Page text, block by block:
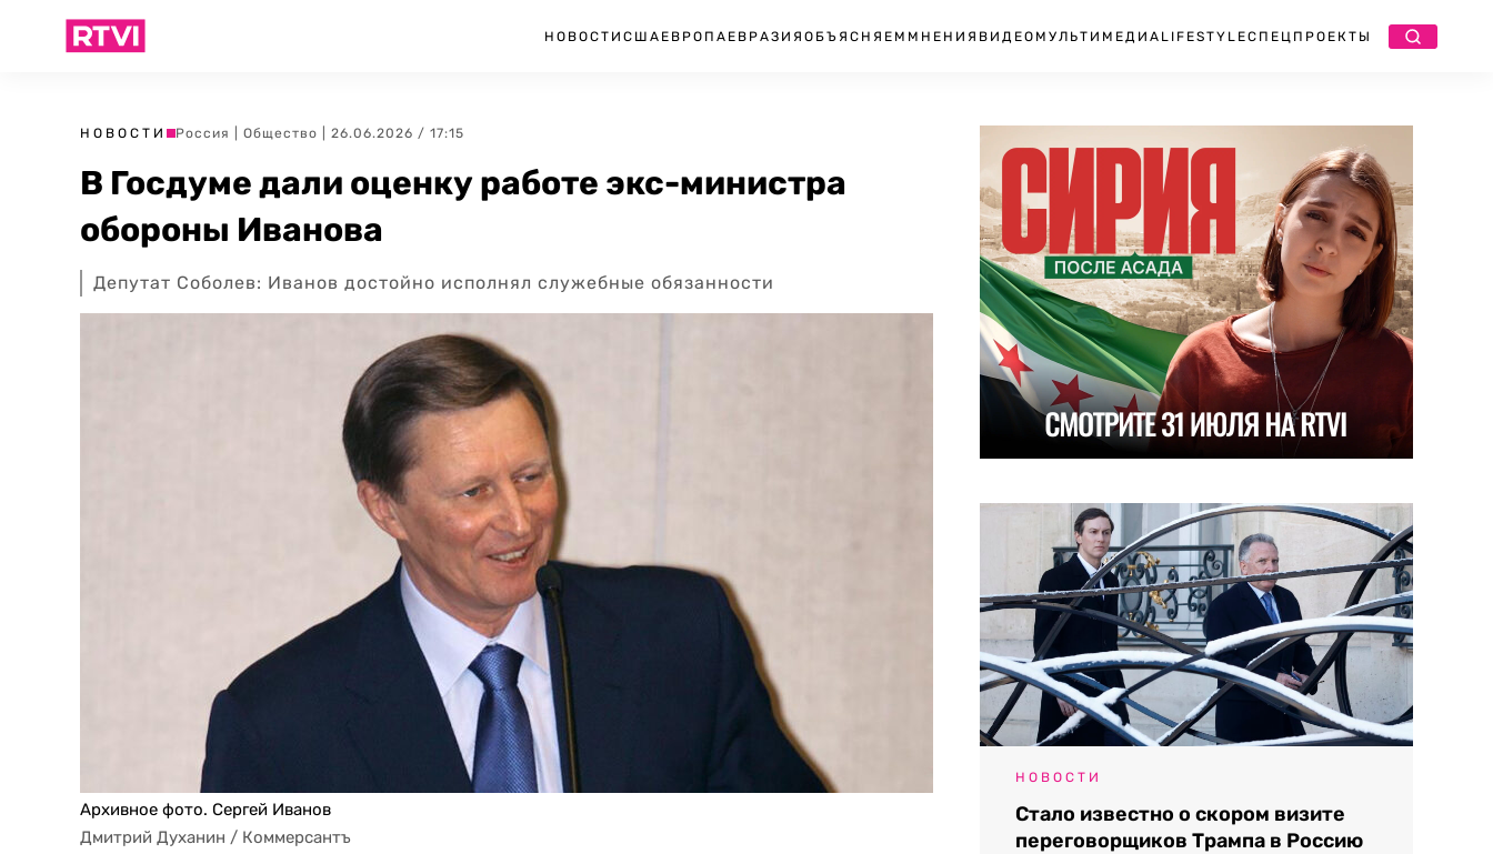
НОВОСТИ США ЕВРОПА ЕВРАЗИЯ ОБЪЯСНЯЕМ МНЕНИЯ ВИДЕО МУЛЬТИМЕДИА LIFESTYLEСПЕЦПРОЕКТЫ
НОВОСТИ Россия Общество | 26.06.2026 / 17:15
В Госдуме дали оценку работе экс-министра
обороны Иванова
Депутат Соболев: Иванов достойно исполнял служебные обязанности
Архивное фото. Сергей Иванов
Дмитрий Духанин / Коммерсантъ
НОВОСТИ
Стало известно о скором визите
переговорщиков Трампа в Россию